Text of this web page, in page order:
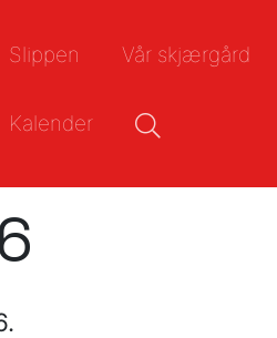
Slippen Vår skjærgård
Kalender